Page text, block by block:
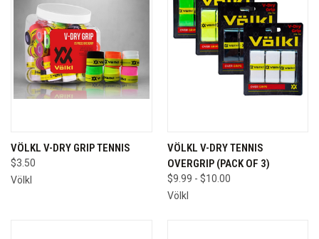
VÖLKL V-DRY GRIP TENNIS
$3.50
Völkl
VÖLKL V-DRY TENNIS
OVERGRIP (PACK OF 3)
$9.99 - $10.00
Völkl